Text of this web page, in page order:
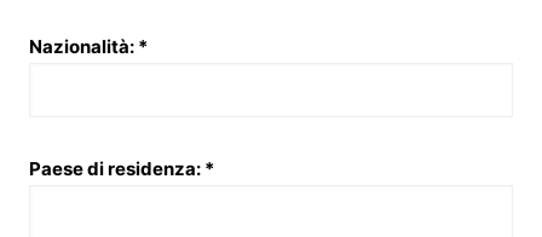
Nazionalità: *
Paese di residenza: *